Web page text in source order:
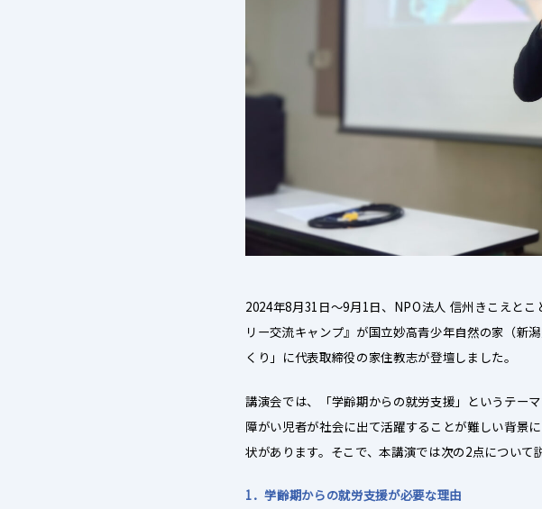
2024年8月31日～9月1日、 NPO法人 信州きこえとこ
リー交流キャンプ』が国立妙高青少年自然の家（新
くり」に代表取締役の家住教志が登壇しました。
講演会では、「学齢期からの就労支援」というテーマ
障がい児者が社会に出て活躍することが難しい背景
状があります。そこで、本講演では次の2点について
1．学齢期からの就労支援が必要な理由